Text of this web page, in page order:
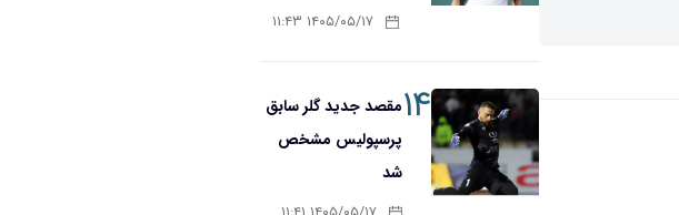
۱۴۰۵/۰۵/۱۷ ۱۱:۴۳
۱۴مقصد جدید گلر سابق
پرسپولیس مشخص
شد